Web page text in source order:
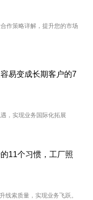
作策略详解，提升您的市场
易变成长期客户的7
，实现业务国际化拓展
11个习惯，工厂照
线索质量，实现业务飞跃。